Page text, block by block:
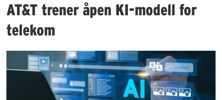
AT&T trener åpen KI-modell for
telekom